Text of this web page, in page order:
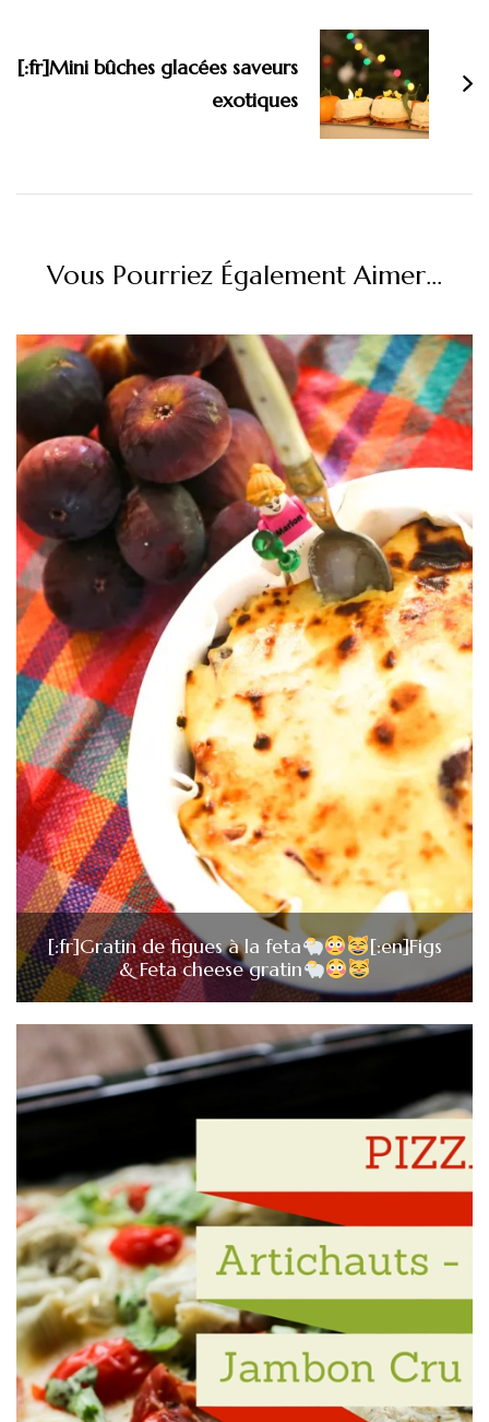
[:fr]Mini bûches glacées saveurs
exotiques
Vous Pourriez Également Aimer...
[:fr]Gratin de figues à la feta
[:en]Figs
& Feta cheese gratin